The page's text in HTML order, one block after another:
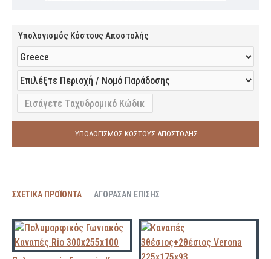
Υπολογισμός Κόστους Αποστολής
ΥΠΟΛΟΓΙΣΜΟΣ ΚΟΣΤΟΥΣ ΑΠΟΣΤΟΛΗΣ
ΣΧΕΤΙΚΆ ΠΡΟΪΌΝΤΑ ΑΓΌΡΑΣΑΝ ΕΠΊΣΗΣ